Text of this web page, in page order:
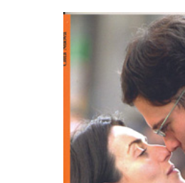
AGGIUNGI AL